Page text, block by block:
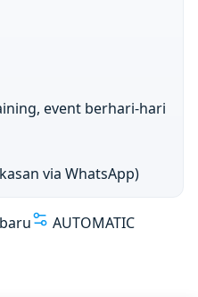
event berhari-hari
via WhatsApp)
AUTOMATIC